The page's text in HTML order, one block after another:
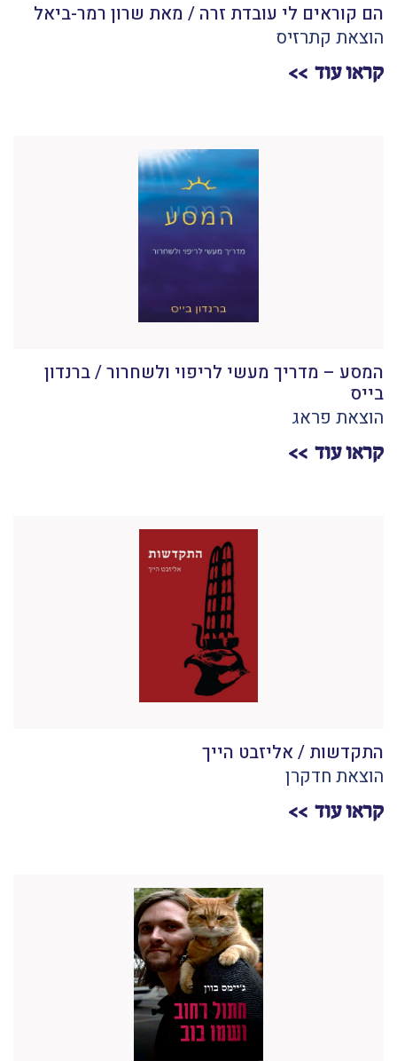
הם קוראים לי עובדת זרה / מאת שרון רמר-ביאל
הוצאת קתרזיס
קראו עוד
המסע – מדריך מעשי לריפוי ולשחרור / ברנדון
בייס
הוצאת פראג
קראו עוד
התקדשות / אליזבט הייך
הוצאת חדקרן
קראו עוד